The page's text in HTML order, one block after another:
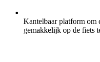
Kantelbaar platform om
gemakkelijk op de fiets